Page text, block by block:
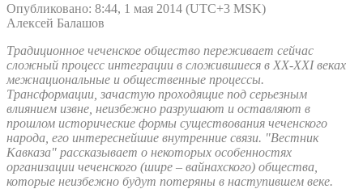
Опубликовано: 8:44, 1 мая 2014 (UTC+3 MSK)
Алексей Балашов
Традиционное чеченское общество переживает сейчас
сложный процесс интеграции в сложившиеся в XX-XXI веках
межнациональные и общественные процессы.
Трансформации, зачастую проходящие под серьезным
влиянием извне, неизбежно разрушают и оставляют в
прошлом исторические формы существования чеченского
народа, его интереснейшие внутренние связи. "Вестник
Кавказа" рассказывает о некоторых особенностях
организации чеченского (шире – вайнахского) общества,
которые неизбежно будут потеряны в наступившем веке.